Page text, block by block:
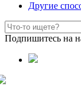
Другие
Подпишитесь на